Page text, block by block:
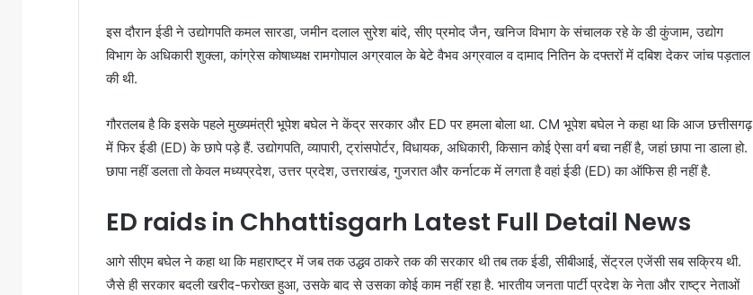
इस दौरान ईडी ने उद्योगपति कमल सारडा, जमीन दलाल सुरेश बांदे, सीए प्रमोद जैन, खनिज विभाग के संचालक रहे के डी कुंजाम, उद्योग
विभाग के अधिकारी शुक्ला, कांग्रेस कोषाध्यक्ष रामगोपाल अग्रवाल के बेटे वैभव अग्रवाल व दामाद नितिन के दफ्तरों में दबिश देकर जांच पड़ताल
की थी.
गौरतलब है कि इसके पहले मुख्यमंत्री भूपेश बघेल ने केंद्र सरकार और ED पर हमला बोला था. CM भूपेश बघेल ने कहा था कि आज छत्तीसगढ़
में फिर ईडी (ED) के छापे पड़े हैं. उद्योगपति, व्यापारी, ट्रांसपोर्टर, विधायक, अधिकारी, किसान कोई ऐसा वर्ग बचा नहीं है, जहां छापा ना डाला हो.
छापा नहीं डलता तो केवल मध्यप्रदेश, उत्तर प्रदेश, उत्तराखंड, गुजरात और कर्नाटक में लगता है वहां ईडी (ED) का ऑफिस ही नहीं है.
ED raids in Chhattisgarh Latest Full Detail News
आगे सीएम बघेल ने कहा था कि महाराष्ट्र में जब तक उद्धव ठाकरे तक की सरकार थी तब तक ईडी, सीबीआई, सेंट्रल एजेंसी सब सक्रिय थी.
जैसे ही सरकार बदली खरीद-फरोख्त हुआ, उसके बाद से उसका कोई काम नहीं रहा है. भारतीय जनता पार्टी प्रदेश के नेता और राष्ट्र नेताओं